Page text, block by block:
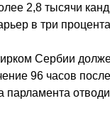
2,8 тысячи
в три
Сербии
96 часов
парламента